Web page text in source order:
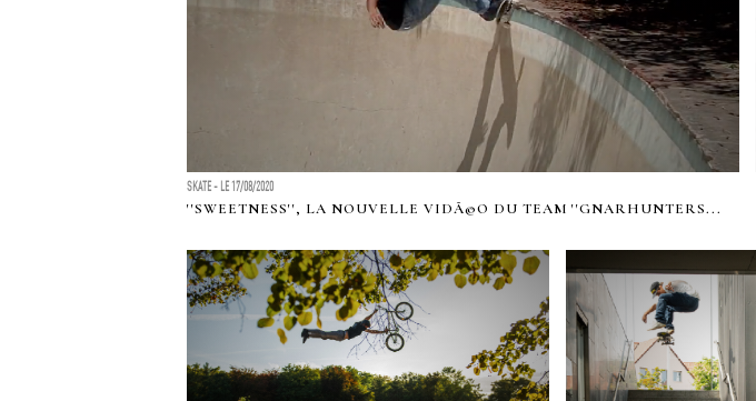
SKATE - LE 17/08/2020
''SWEETNESS'', LA NOUVELLE VIDÃ©O DU TEAM ''GNARHUNTERS...